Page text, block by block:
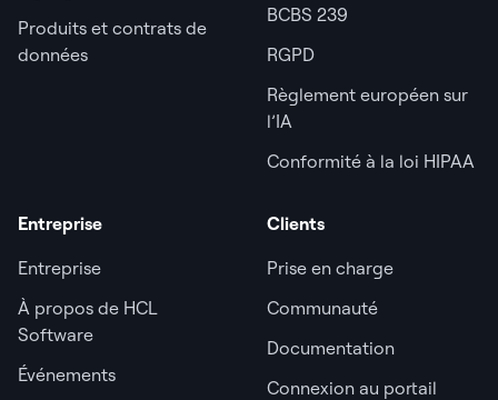
Produits et contrats de
données
BCBS 239
RGPD
Règlement européen sur
l’IA
Conformité à la loi HIPAA
Entreprise
Entreprise
À propos de HCL
Software
Événements
Clients
Prise en charge
Communauté
Documentation
Connexion au portail